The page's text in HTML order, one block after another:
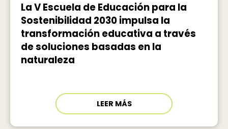
La V Escuela de Educación para la
Sostenibilidad 2030 impulsa la
transformación educativa a través
de soluciones basadas en la
naturaleza
LEER MÁS